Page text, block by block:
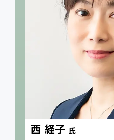
西 経子氏